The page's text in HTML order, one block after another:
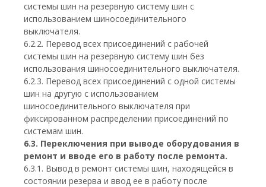
системы шин на резервную систему шин с
использованием шиносоединительного
выключателя.
6.2.2. Перевод всех присоединений с рабочей
системы шин на резервную систему шин без
использования шиносоединительного выключателя.
6.2.3. Перевод всех присоединений с одной системы
шин на другую с использованием
шиносоединительного выключателя при
фиксированном распределении присоединений по
системам шин.
6.3. Переключения при выводе оборудования в
ремонт и вводе его в работу после ремонта.
6.3.1. Вывод в ремонт системы шин, находящейся в
состоянии резерва и ввод ее в работу после